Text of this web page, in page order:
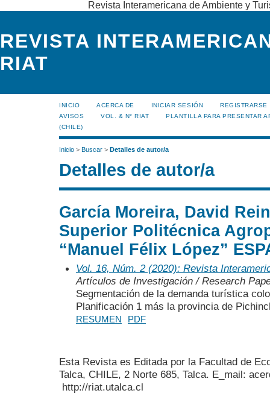
Revista Interamericana de Ambiente y
REVISTA
RIAT
INICIO ACERCA DE INICIAR SESIÓN
REGISTRARSE
AVISOS
VOL. & N° RIAT
PLANTILLA PARA PRESENTAR
(CHILE)
Inicio > Buscar > Detalles de autor/a
Detalles de autor/a
García Moreira, David
Superior Politécnica
“Manuel Félix López”
Vol. 16, Núm. 2 (2020): Revista
Artículos de Investigación / Research
Segmentación de la demanda turística
Planificación 1 más la provincia de
RESUMEN PDF
Esta Revista es Editada por la Facultad de
Talca, CHILE, 2 Norte 685, Talca. E_mail:
http://riat.utalca.cl